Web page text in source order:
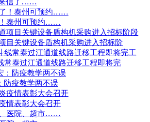
来信了……
泰州可预约……
目关键设备盾构机采购进入招标阶
常泰过江通道线路迁移工程即将完
防疫教学两不误
情表彰大会召开